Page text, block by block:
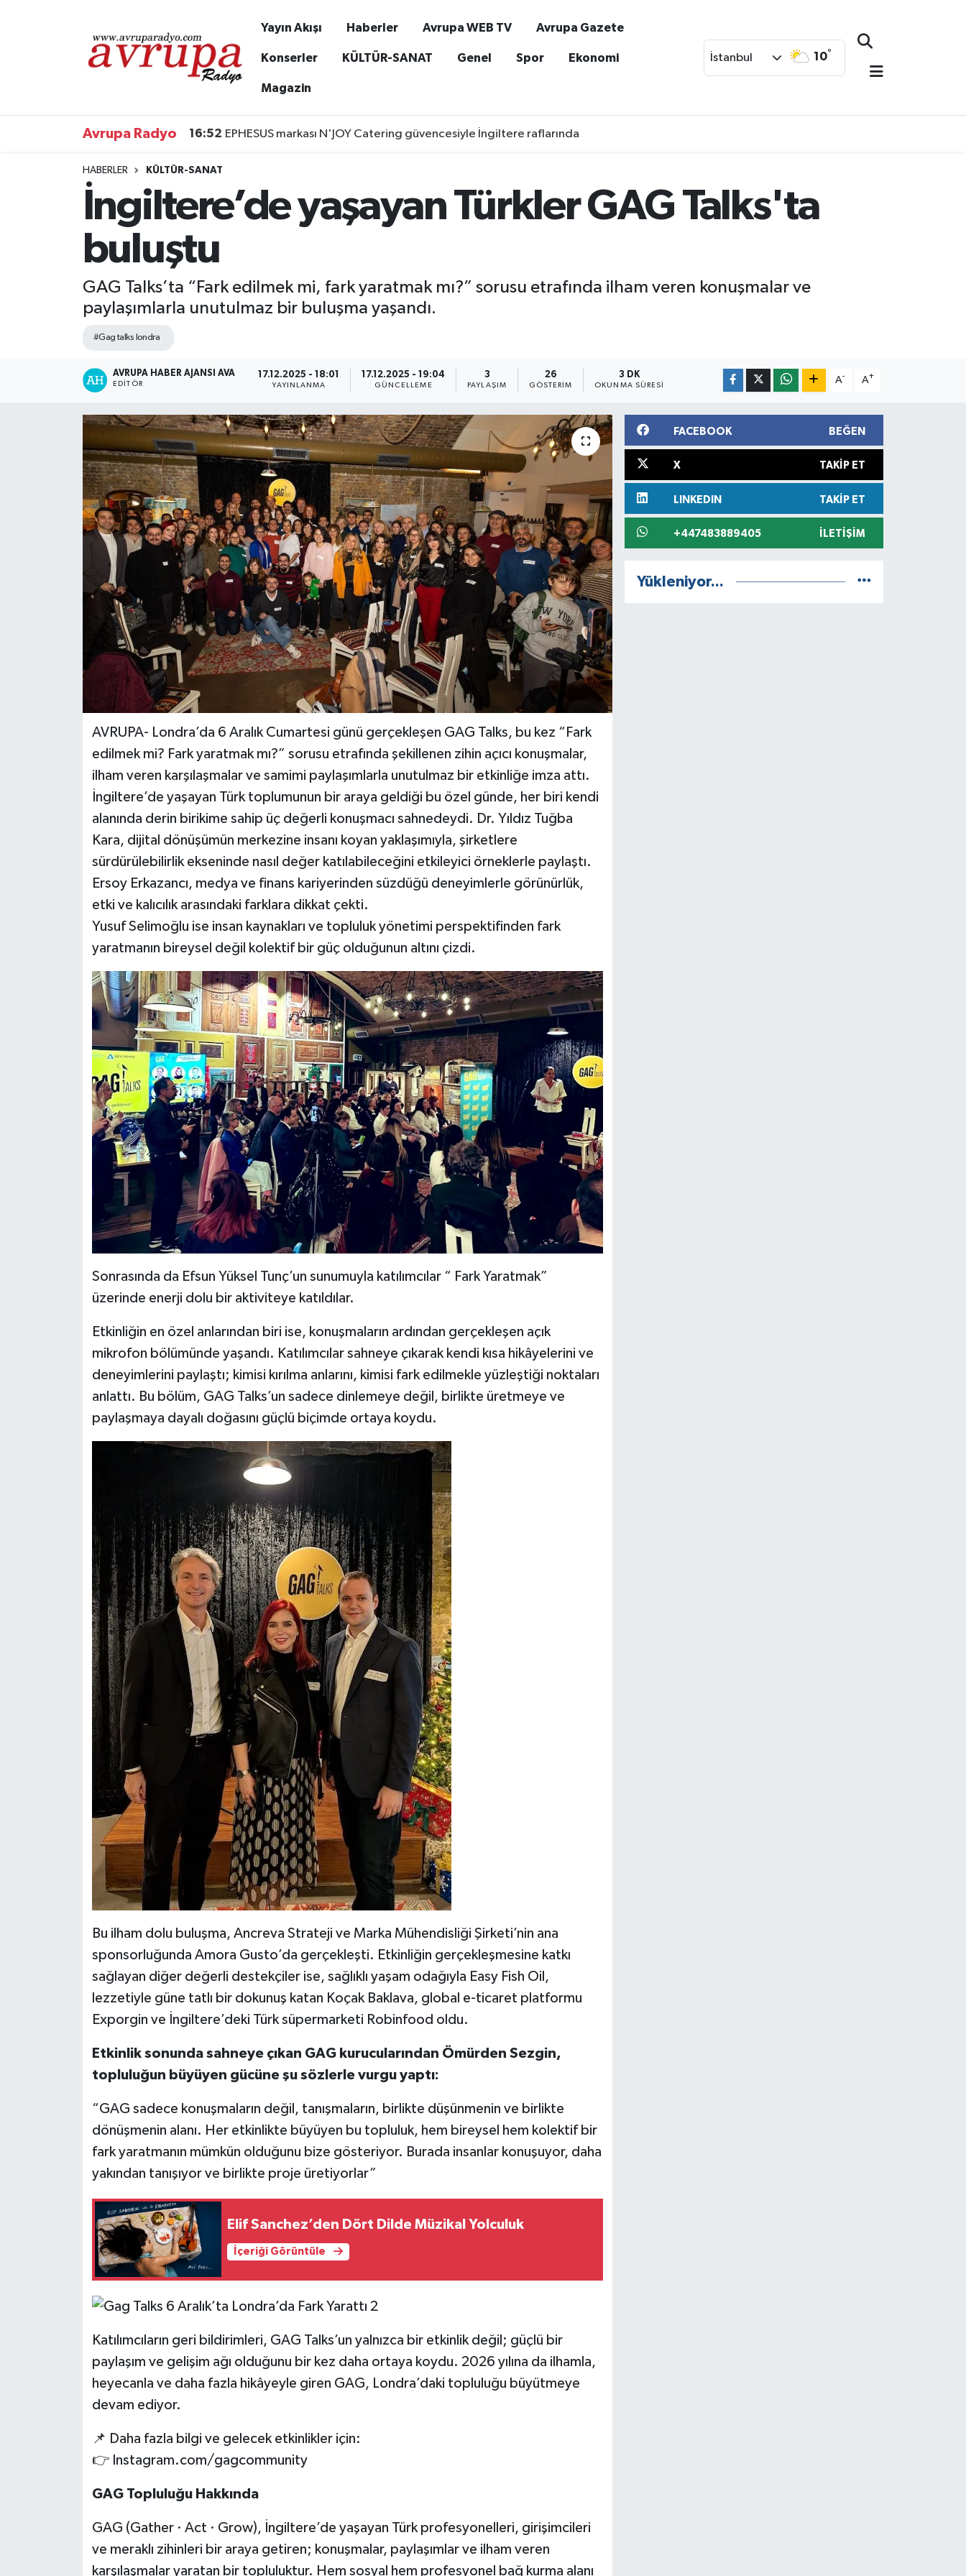
Yayın Akışı Haberler Avrupa WEB TV Avrupa Gazete
Konserler KÜLTÜR-SANAT Genel Spor Ekonomi
Magazin
İstanbul 10°
Avrupa Radyo 16:52 EPHESUS markası N'JOY Catering güvencesiyle İngiltere raflarında
HABERLER KÜLTÜR-SANAT
İngiltere’de yaşayan Türkler GAG Talks'ta
buluştu
GAG Talks’ta “Fark edilmek mi, fark yaratmak mı?” sorusu etrafında ilham veren konuşmalar ve
paylaşımlarla unutulmaz bir buluşma yaşandı.
#Gag talks londra
AVRUPA HABER AJANSI AVA
EDITÖR
17.12.2025 - 18:01
YAYINLANMA
17.12.2025 - 19:04
GÜNCELLEME
3
PAYLAŞIM
26
GÖSTERIM
3 DK
OKUNMA SÜRESI
A- A+
AVRUPA- Londra’da 6 Aralık Cumartesi günü gerçekleşen GAG Talks, bu kez “Fark
edilmek mi? Fark yaratmak mı?” sorusu etrafında şekillenen zihin açıcı konuşmalar,
ilham veren karşılaşmalar ve samimi paylaşımlarla unutulmaz bir etkinliğe imza attı.
İngiltere’de yaşayan Türk toplumunun bir araya geldiği bu özel günde, her biri kendi
alanında derin birikime sahip üç değerli konuşmacı sahnedeydi. Dr. Yıldız Tuğba
Kara, dijital dönüşümün merkezine insanı koyan yaklaşımıyla, şirketlere
sürdürülebilirlik ekseninde nasıl değer katılabileceğini etkileyici örneklerle paylaştı.
Ersoy Erkazancı, medya ve finans kariyerinden süzdüğü deneyimlerle görünürlük,
etki ve kalıcılık arasındaki farklara dikkat çekti.
Yusuf Selimoğlu ise insan kaynakları ve topluluk yönetimi perspektifinden fark
yaratmanın bireysel değil kolektif bir güç olduğunun altını çizdi.
Sonrasında da Efsun Yüksel Tunç’un sunumuyla katılımcılar “ Fark Yaratmak”
üzerinde enerji dolu bir aktiviteye katıldılar.
Etkinliğin en özel anlarından biri ise, konuşmaların ardından gerçekleşen açık
mikrofon bölümünde yaşandı. Katılımcılar sahneye çıkarak kendi kısa hikâyelerini ve
deneyimlerini paylaştı; kimisi kırılma anlarını, kimisi fark edilmekle yüzleştiği noktaları
anlattı. Bu bölüm, GAG Talks’un sadece dinlemeye değil, birlikte üretmeye ve
paylaşmaya dayalı doğasını güçlü biçimde ortaya koydu.
Bu ilham dolu buluşma, Ancreva Strateji ve Marka Mühendisliği Şirketi’nin ana
sponsorluğunda Amora Gusto’da gerçekleşti. Etkinliğin gerçekleşmesine katkı
sağlayan diğer değerli destekçiler ise, sağlıklı yaşam odağıyla Easy Fish Oil,
lezzetiyle güne tatlı bir dokunuş katan Koçak Baklava, global e-ticaret platformu
Exporgin ve İngiltere’deki Türk süpermarketi Robinfood oldu.
Etkinlik sonunda sahneye çıkan GAG kurucularından Ömürden Sezgin,
topluluğun büyüyen gücüne şu sözlerle vurgu yaptı:
“GAG sadece konuşmaların değil, tanışmaların, birlikte düşünmenin ve birlikte
dönüşmenin alanı. Her etkinlikte büyüyen bu topluluk, hem bireysel hem kolektif bir
fark yaratmanın mümkün olduğunu bize gösteriyor. Burada insanlar konuşuyor, daha
yakından tanışıyor ve birlikte proje üretiyorlar”
Elif Sanchez’den Dört Dilde Müzikal Yolculuk
İçeriği Görüntüle
Katılımcıların geri bildirimleri, GAG Talks’un yalnızca bir etkinlik değil; güçlü bir
paylaşım ve gelişim ağı olduğunu bir kez daha ortaya koydu. 2026 yılına da ilhamla,
heyecanla ve daha fazla hikâyeyle giren GAG, Londra’daki topluluğu büyütmeye
devam ediyor.
📌 Daha fazla bilgi ve gelecek etkinlikler için:
👉 Instagram.com/gagcommunity
GAG Topluluğu Hakkında
GAG (Gather · Act · Grow), İngiltere’de yaşayan Türk profesyonelleri, girişimcileri
ve meraklı zihinleri bir araya getiren; konuşmalar, paylaşımlar ve ilham veren
karşılaşmalar yaratan bir topluluktur. Hem sosyal hem profesyonel bağ kurma alanı
FACEBOOK BEĞEN
X TAKIP ET
LINKEDIN TAKIP ET
+447483889405 İLETIŞIM
Yükleniyor...
Yayın Akışı
Avrupa WEB TV
Avrupa Gazete
Konserler
Magazin
Nöbetçi Eczaneler
Namaz Vakitleri
Trafik Durumu
Süper Lig Puan Durumu ve Fikstür
Haber Arşivi